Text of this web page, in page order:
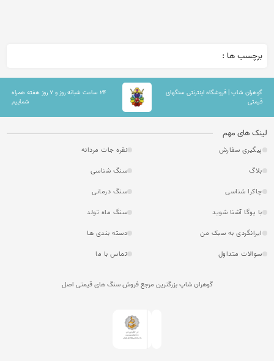
برچسب ها :
گوهران شاپ | فروشگاه اینترنتی سنگهای
قیمتی
۲۴ ساعت شبانه روز و ۷ روز هفته همراه
شماییم
لینک های مهم
پیگیری سفارش
نقره جات مردانه
بلاگ
سنگ شناسی
چاکرا شناسی
سنگ درمانی
با یوگا آشنا شوید
سنگ ماه تولد
ایرانگردی به سبک من
دسته بندی ها
سوالات متداول
تماس با ما
گوهران شاپ بزرگترین مرجع فروش سنگ های قیمتی اصل